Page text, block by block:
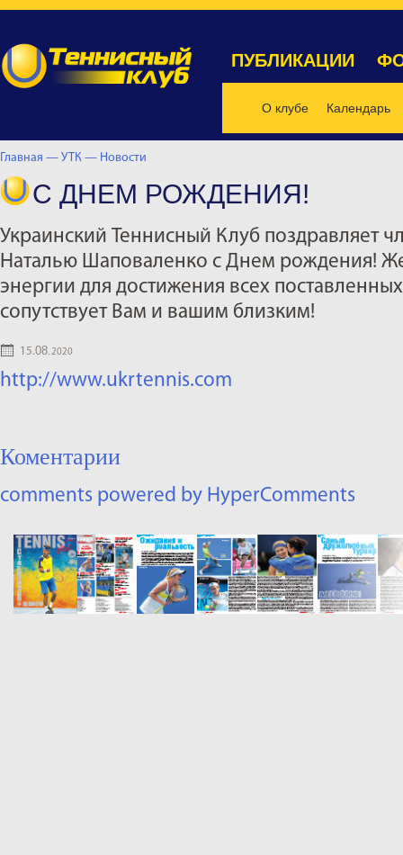
ПУБЛИКАЦИИ
О клубе Календарь
Главная — УТК — Новости
С ДНЕМ РОЖДЕНИЯ!
Украинский Теннисный Клуб поздравляет
Наталью Шаповаленко с Днем рождения!
энергии для достижения всех
сопутствует Вам и вашим близким!
15.08.2020
http://www.ukrtennis.com
Коментарии
comments powered by HyperComments